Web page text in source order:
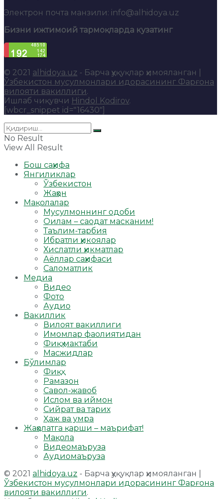
Электрон почта манзили: info@alhidoya.uz
Бизни ижтимоий тармоқларда кузатинг
© 2021 alhidoya.uz - Барча ҳуқуқлар ҳимояланган |
Ўзбекистон мусулмонлари идорасининг Фарғона
вилояти вакиллиги.
Ишлаб чиқувчи Hindol Kodirov.
[wbcr_snippet id="16430"]
No Result
View All Result
Бош саҳифа
Янгиликлар
Ўзбекистон
Жаҳон
Мақолалар
Мусулмоннинг одоби
Оилам – саодат масканим!
Таълим-тарбия
Ибратли ҳикоялар
Хислатли ҳикматлар
Аёллар саҳифаси
Саломатлик
Медиа
Видео
Фото
Аудио
Вакиллик
Вилоят вакиллиги
Имомлар фаолиятидан
Фиқҳ мактаби
Масжидлар
Бўлимлар
Фиқҳ
Рамазон
Савол-жавоб
Ислом ва иймон
Сийрат ва тарих
Ҳаж ва умра
Жаҳолатга қарши – маърифат!
Мақола
Видеомаъруза
Аудиомаъруза
© 2021 alhidoya.uz - Барча ҳуқуқлар ҳимояланган |
Ўзбекистон мусулмонлари идорасининг Фарғона
вилояти вакиллиги.